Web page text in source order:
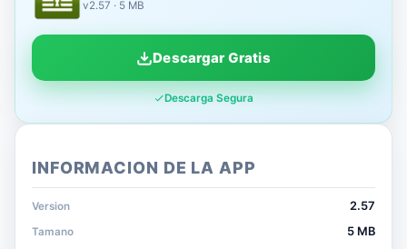
v2.57 · 5 MB
Descargar Gratis
Descarga Segura
INFORMACION DE LA APP
Version 2.57
Tamano 5 MB